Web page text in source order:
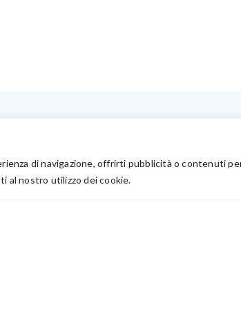
di navigazione, offrirti pubblicità o contenuti
al nostro utilizzo dei cookie.
Privacy
Chi Siamo